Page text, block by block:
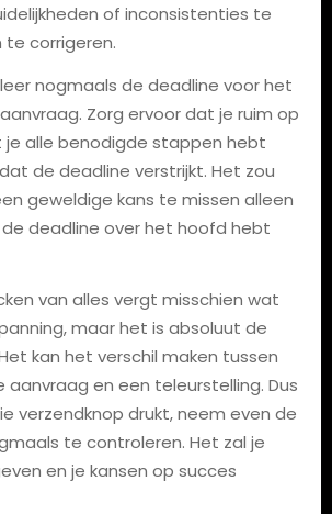
of inconsistenties te
corrigeren.
nogmaals de deadline voor het
Zorg ervoor dat je ruim op
alle benodigde stappen hebt
de deadline verstrijkt. Het zou
geweldige kans te missen alleen
deadline over het hoofd hebt
van alles vergt misschien wat
maar het is absoluut de
kan het verschil maken tussen
aanvraag en een teleurstelling. Dus
verzendknop drukt, neem even de
te controleren. Het zal je
en je kansen op succes